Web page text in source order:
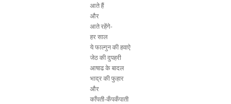
आते हैं
और
आते रहेंगे-
हर साल
ये फाल्गुन की हवाऐ
जेठ की दुपहरी
आषाढ के बादल
भाद्र की फुहार
और
काँपती-कँपकँपाती